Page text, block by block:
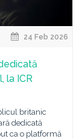
24 Feb 2026
la ICR
britanic
dedicată
ca o platformă